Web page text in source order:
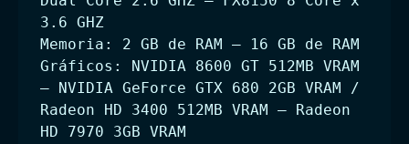
3.6 GHZ
Memoria: 2 GB de RAM – 16 GB de RAM
Gráficos: NVIDIA 8600 GT 512MB VRAM
– NVIDIA GeForce GTX 680 2GB VRAM /
Radeon HD 3400 512MB VRAM – Radeon
HD 7970 3GB VRAM